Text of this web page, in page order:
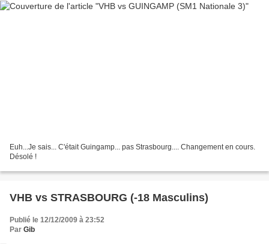
Euh...Je sais... C'était Guingamp... pas Strasbourg.... Changement en cours.
Désolé !
VHB vs STRASBOURG (-18 Masculins)
Publié le 12/12/2009 à 23:52
Par Gib